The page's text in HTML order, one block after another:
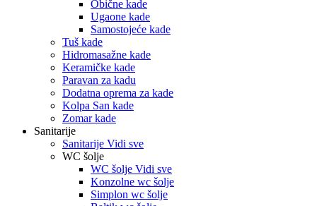
Obične kade
Ugaone kade
Samostojeće kade
Tuš kade
Hidromasažne kade
Keramičke kade
Paravan za kadu
Dodatna oprema za kade
Kolpa San kade
Zomar kade
Sanitarije
Sanitarije Vidi sve
WC šolje
WC šolje Vidi sve
Konzolne wc šolje
Simplon wc šolje